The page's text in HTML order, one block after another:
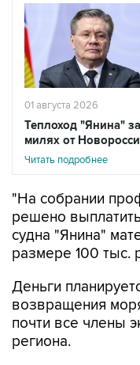
01 августа 2026
Теплоход "Янина"
милях от
Читать подробнее
"На собрании
решено
судна "Янина"
размере 100 тыс.
Деньги
возвращения
почти все члены
региона.